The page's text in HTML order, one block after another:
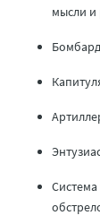
мысли